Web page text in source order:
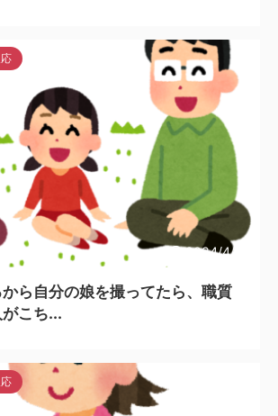
2024/4/16
ら自分の娘を撮ってたら、職質
こち...